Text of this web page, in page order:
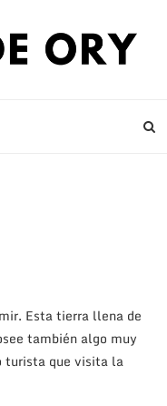
Esta tierra llena de
también algo muy
turista que visita la